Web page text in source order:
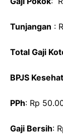
Tunjangan :
Total Gaji
BPJS
PPh: Rp
Gaji Bersih: